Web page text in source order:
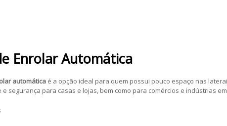
Enrolar Automática
automática é a opção ideal para quem possui pouco espaço nas
segurança para casas e lojas, bem como para comércios e indústrias